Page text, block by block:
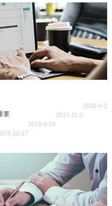
2018-4-2
要 2017-11-2
2016-6-24
10-17